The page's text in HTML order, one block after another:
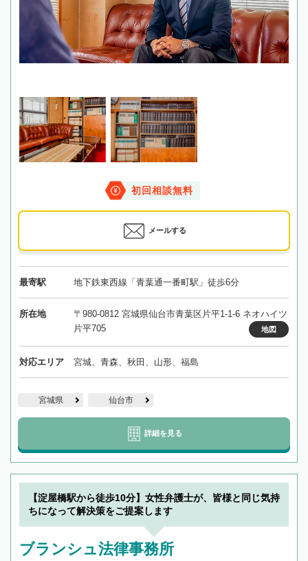
初回相談無料
メールする
最寄駅 地下鉄東西線「青葉通一番町駅」徒歩6分
所在地
〒980-0812 宮城県仙台市青葉区片平1-1-6 ネオハイツ
片平705
地図
対応エリア 宮城、青森、秋田、山形、福島
宮城県 仙台市
詳細を見る
【淀屋橋駅から徒歩10分】女性弁護士が、皆様と同じ気持
ちになって解決策をご提案します
ブランシュ法律事務所